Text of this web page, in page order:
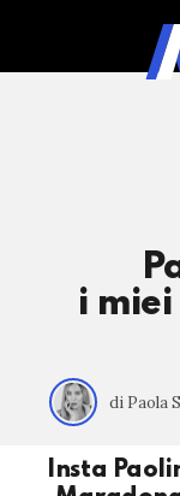
i
di Paola
Insta